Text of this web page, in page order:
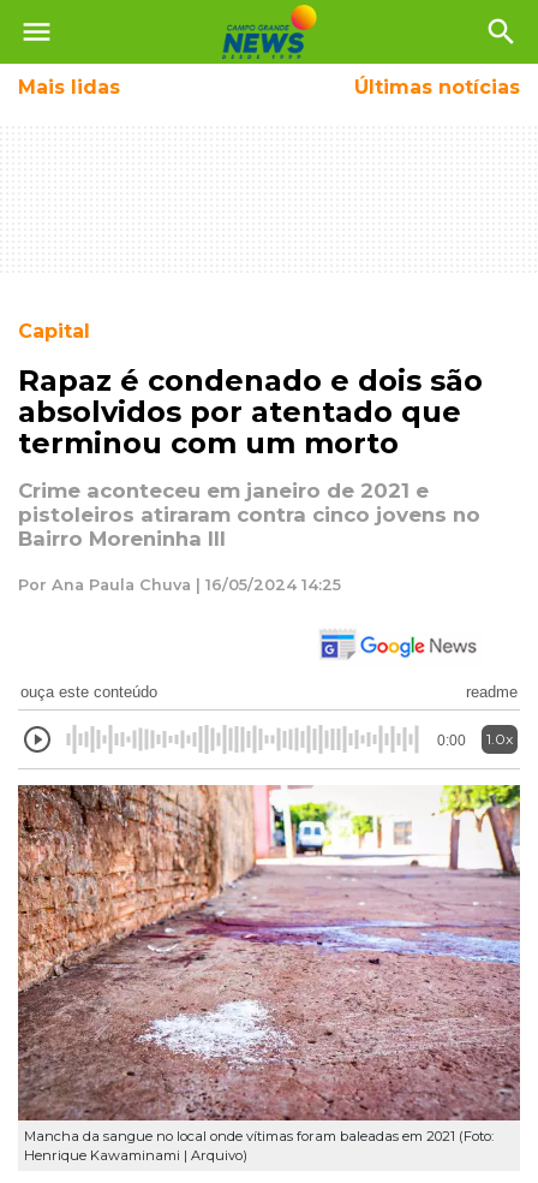
menu search
Mais lidas Últimas notícias
Capital
Rapaz é condenado e dois são
absolvidos por atentado que
terminou com um morto
Crime aconteceu em janeiro de 2021 e
pistoleiros atiraram contra cinco jovens no
Bairro Moreninha III
Por Ana Paula Chuva | 16/05/2024 14:25
ouça este conteúdo readme
0:00 1.0x
Mancha da sangue no local onde vítimas foram baleadas em 2021 (Foto:
Henrique Kawaminami | Arquivo)